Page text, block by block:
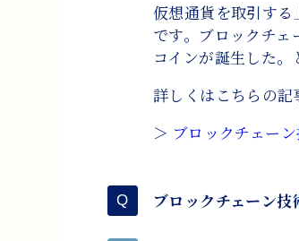
仮想通貨を取引する
です。ブロックチ
コインが誕生した。
詳しくはこちらの記
＞ ブロックチェー
ブロックチェーン技